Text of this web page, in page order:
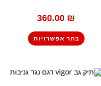
360.00 ₪
בחר אפשרויות